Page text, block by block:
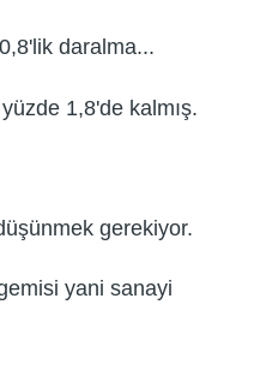
daralma...
1,8'de kalmış.
gerekiyor.
yani sanayi